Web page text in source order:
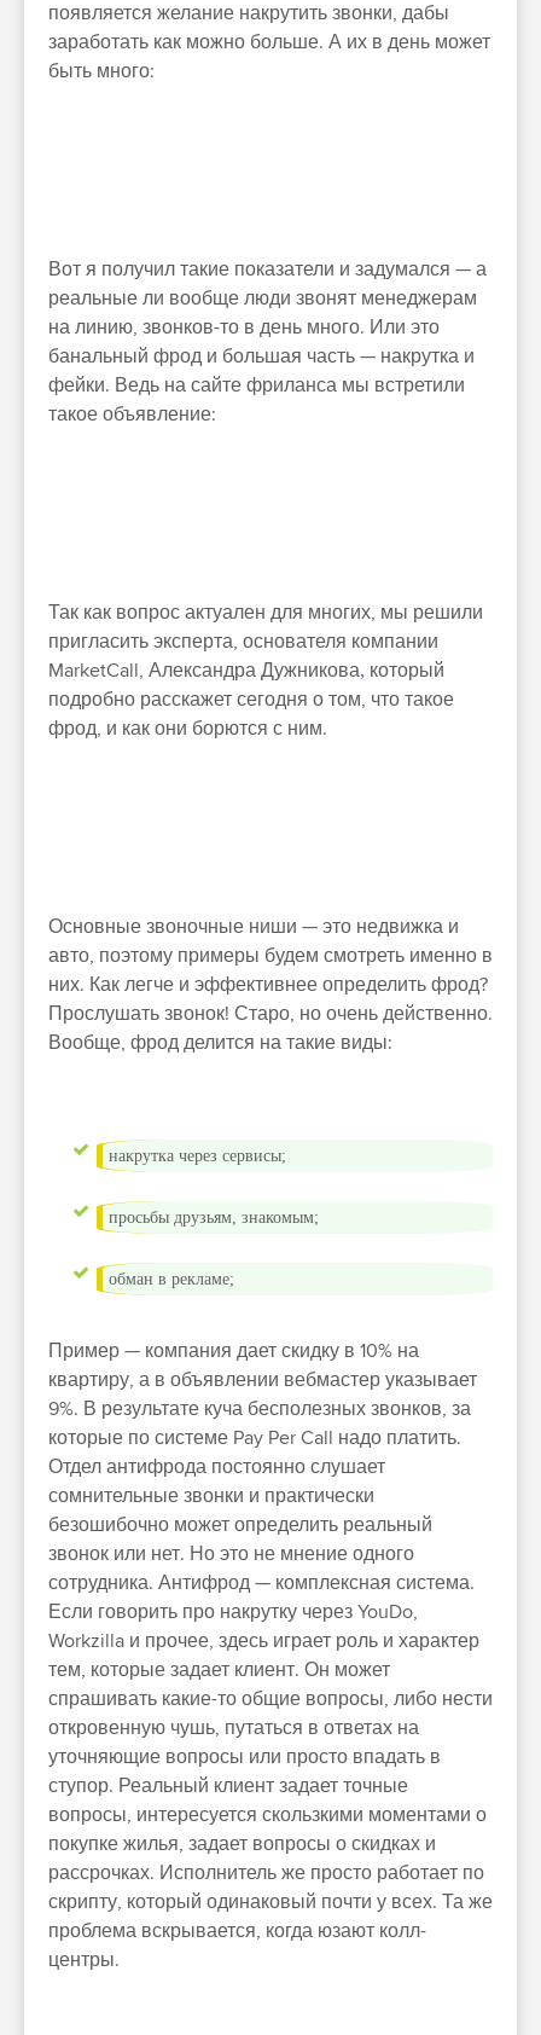
появляется желание накрутить звонки, дабы
заработать как можно больше. А их в день может
быть много:
Вот я получил такие показатели и задумался — а
реальные ли вообще люди звонят менеджерам
на линию, звонков-то в день много. Или это
банальный фрод и большая часть — накрутка и
фейки. Ведь на сайте фриланса мы встретили
такое объявление:
Так как вопрос актуален для многих, мы решили
пригласить эксперта, основателя компании
MarketCall, Александра Дужникова, который
подробно расскажет сегодня о том, что такое
фрод, и как они борются с ним.
Основные звоночные ниши — это недвижка и
авто, поэтому примеры будем смотреть именно в
них. Как легче и эффективнее определить фрод?
Прослушать звонок! Старо, но очень действенно.
Вообще, фрод делится на такие виды:
накрутка через сервисы;
просьбы друзьям, знакомым;
обман в рекламе;
Пример — компания дает скидку в 10% на
квартиру, а в объявлении вебмастер указывает
9%. В результате куча бесполезных звонков, за
которые по системе Pay Per Call надо платить.
Отдел антифрода постоянно слушает
сомнительные звонки и практически
безошибочно может определить реальный
звонок или нет. Но это не мнение одного
сотрудника. Антифрод — комплексная система.
Если говорить про накрутку через YouDo,
Workzilla и прочее, здесь играет роль и характер
тем, которые задает клиент. Он может
спрашивать какие-то общие вопросы, либо нести
откровенную чушь, путаться в ответах на
уточняющие вопросы или просто впадать в
ступор. Реальный клиент задает точные
вопросы, интересуется скользкими моментами о
покупке жилья, задает вопросы о скидках и
рассрочках. Исполнитель же просто работает по
скрипту, который одинаковый почти у всех. Та же
проблема вскрывается, когда юзают колл-
центры.